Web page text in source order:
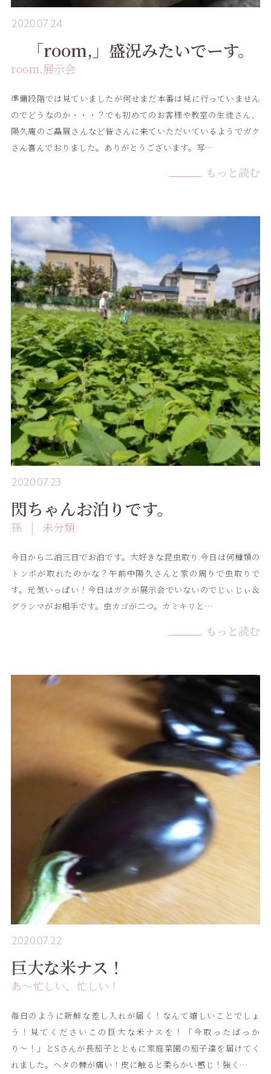
2020.07.24
「room,」盛況みたいでーす。
room.展示会
準備段階では見ていましたが何せまだ本番は見に行っていません
のでどうなのか・・・？でも初めてのお客様や教室の生徒さん、
陽久庵のご贔屓さんなど皆さんに来ていただいているようでガク
さん喜んでおりました。ありがとうございます。写…
もっと読む
2020.07.23
閃ちゃんお泊りです。
孫 未分類
今日から二泊三日でお泊です。大好きな昆虫取り.今日は何種類の
トンボが取れたのかな？午前中陽久さんと家の周りで虫取りで
す。元気いっぱい！今日はガクが展示会でいないのでじぃじぃ＆
グランマがお相手です。虫カゴが二つ。カミキリと…
もっと読む
2020.07.22
巨大な米ナス！
あ〜忙しい、忙しい！
毎日のように新鮮な差し入れが届く！なんて嬉しいことでしょ
う！見てくださいこの巨大な米ナスを！「今取ったばっか
り〜！」とSさんが長茄子とともに家庭菜園の茄子達を届けてく
れました。ヘタの棘が痛い！皮に触ると柔らかい感じ！強く…